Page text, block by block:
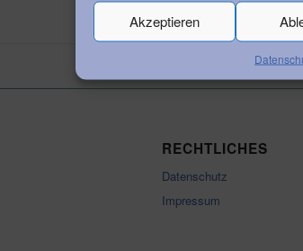
Akzeptieren
Rückentraining
RECHTLICHES
Datenschutz
Impressum